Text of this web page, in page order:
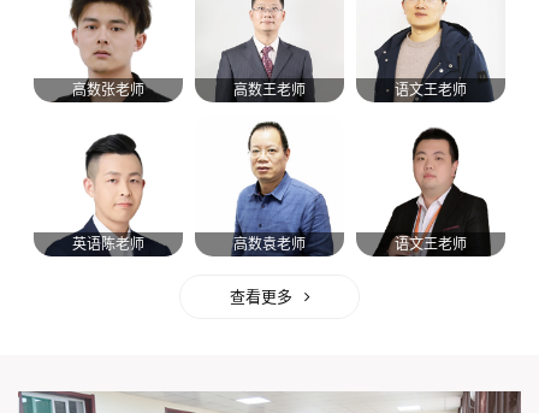
高数张老师 高数王老师 语文王老师
英语陈老师 高数袁老师 语文王老师
查看更多